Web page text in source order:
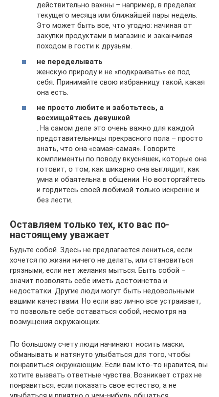
действительно важны – например, в пределах
текущего месяца или ближайшей пары недель.
Это может быть все, что угодно: начиная от
закупки продуктами в магазине и заканчивая
походом в гости к друзьям.
не переделывать
женскую природу и не «подкраивать» ее под
себя. Принимайте свою избранницу такой, какая
она есть.
не просто любите и заботьтесь, а
восхищайтесь девушкой
. На самом деле это очень важно для каждой
представительницы прекрасного пола – просто
знать, что она «самая-самая». Говорите
комплименты по поводу вкусняшек, которые она
готовит, о том, как шикарно она выглядит, как
умна и обаятельна в общении. Но восторгайтесь
и гордитесь своей любимой только искренне и
без лести.
Оставляем только тех, кто вас по-
настоящему уважает
Будьте собой. Здесь не предлагается лениться, если
хочется по жизни ничего не делать, или становиться
грязными, если нет желания мыться. Быть собой –
значит позволять себе иметь достоинства и
недостатки. Другие люди могут быть недовольными
вашими качествами. Но если вас лично все устраивает,
то позвольте себе оставаться собой, несмотря на
возмущения окружающих.
По большому счету люди начинают носить маски,
обманывать и натянуто улыбаться для того, чтобы
понравиться окружающим. Если вам кто-то нравится, вы
хотите вызвать ответные чувства. Возникает страх не
понравиться, если показать свое естество, а не